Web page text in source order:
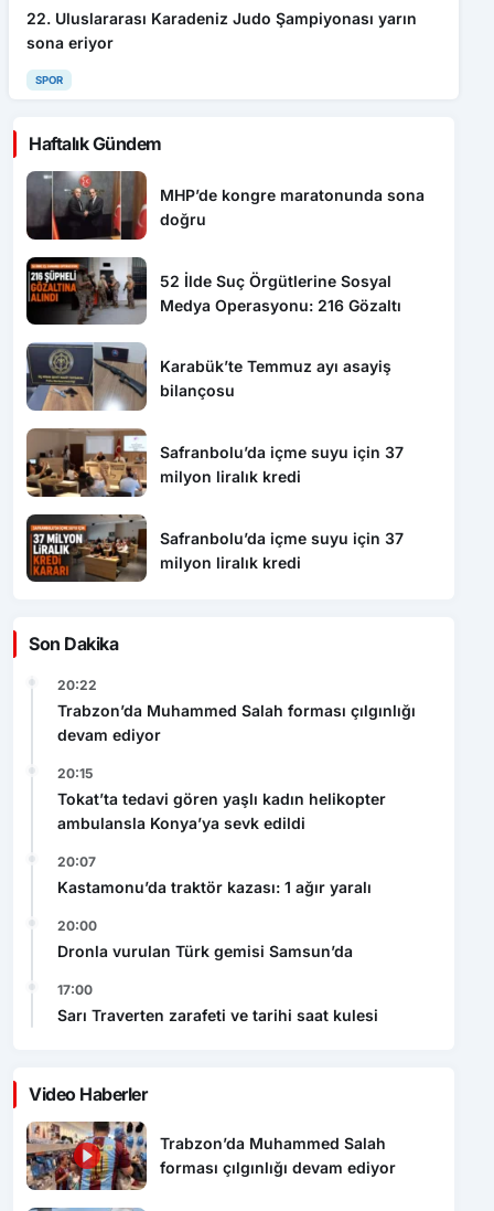
22. Uluslararası Karadeniz Judo Şampiyonası yarın
sona eriyor
SPOR
Haftalık Gündem
MHP’de kongre maratonunda sona
doğru
52 İlde Suç Örgütlerine Sosyal
Medya Operasyonu: 216 Gözaltı
Karabük’te Temmuz ayı asayiş
bilançosu
Safranbolu’da içme suyu için 37
milyon liralık kredi
Safranbolu’da içme suyu için 37
milyon liralık kredi
Son Dakika
20:22
Trabzon’da Muhammed Salah forması çılgınlığı
devam ediyor
20:15
Tokat’ta tedavi gören yaşlı kadın helikopter
ambulansla Konya’ya sevk edildi
20:07
Kastamonu’da traktör kazası: 1 ağır yaralı
20:00
Dronla vurulan Türk gemisi Samsun’da
17:00
Sarı Traverten zarafeti ve tarihi saat kulesi
Video Haberler
Trabzon’da Muhammed Salah
forması çılgınlığı devam ediyor